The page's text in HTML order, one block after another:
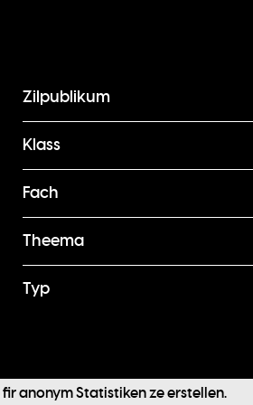
Zilpublikum
Klass
Fach
Theema
Typ
anonym Statistiken ze erstellen.